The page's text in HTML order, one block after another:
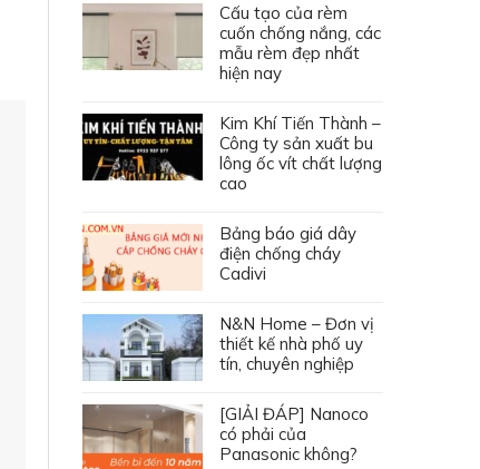
Cấu tạo của rèm
cuốn chống nắng, các
mẫu rèm đẹp nhất
hiện nay
Kim Khí Tiến Thành –
Công ty sản xuất bu
lông ốc vít chất lượng
cao
Bảng báo giá dây
điện chống cháy
Cadivi
N&N Home – Đơn vị
thiết kế nhà phố uy
tín, chuyên nghiệp
[GIẢI ĐÁP] Nanoco
có phải của
Panasonic không?